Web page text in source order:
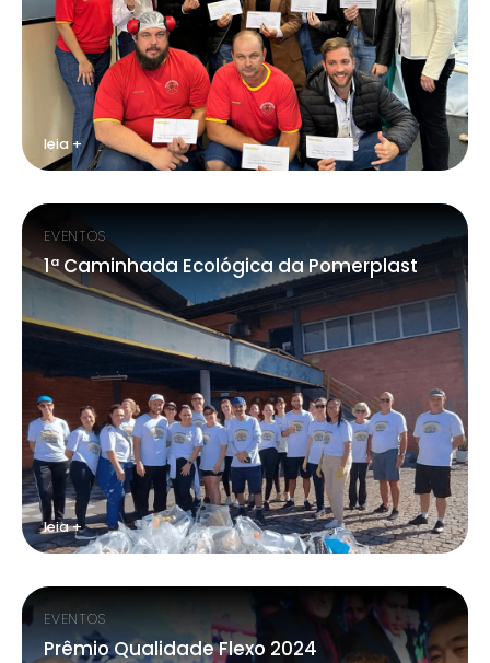
leia +
EVENTOS
1ª Caminhada Ecológica da Pomerplast
leia +
EVENTOS
Prêmio Qualidade Flexo 2024